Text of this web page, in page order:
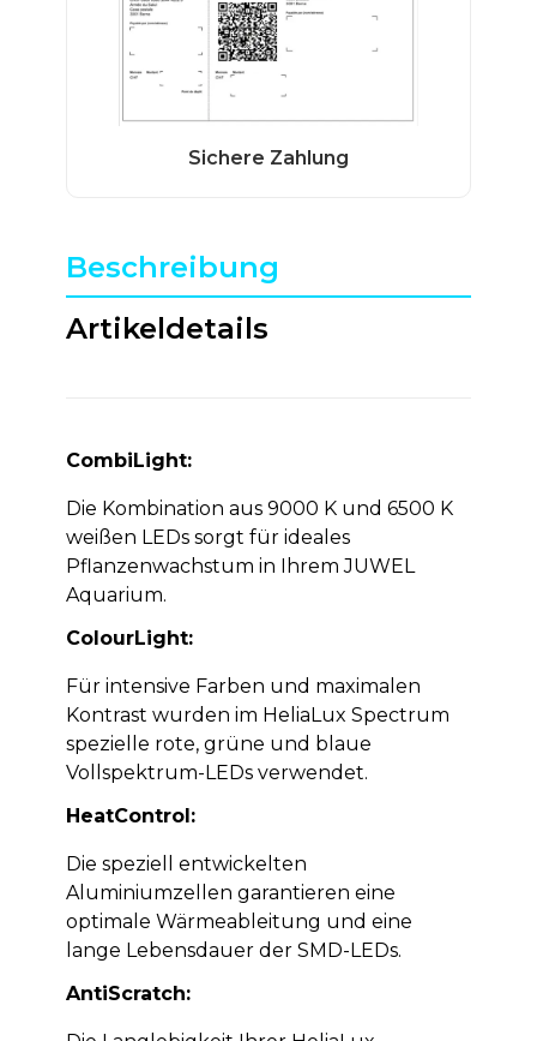
Beschreibung
Artikeldetails
CombiLight:
Die Kombination aus 9000 K und 6500 K
weißen LEDs sorgt für ideales
Pflanzenwachstum in Ihrem JUWEL
Aquarium.
ColourLight:
Für intensive Farben und maximalen
Kontrast wurden im HeliaLux Spectrum
spezielle rote, grüne und blaue
Vollspektrum-LEDs verwendet.
HeatControl:
Die speziell entwickelten
Aluminiumzellen garantieren eine
optimale Wärmeableitung und eine
lange Lebensdauer der SMD-LEDs.
AntiScratch: